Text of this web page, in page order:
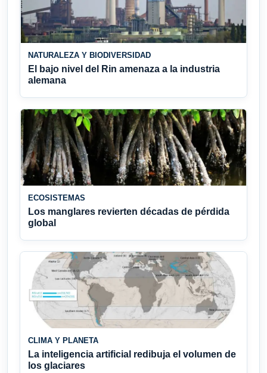
NATURALEZA Y BIODIVERSIDAD
El bajo nivel del Rin amenaza a la industria
alemana
ECOSISTEMAS
Los manglares revierten décadas de pérdida
global
CLIMA Y PLANETA
La inteligencia artificial redibuja el volumen de
los glaciares